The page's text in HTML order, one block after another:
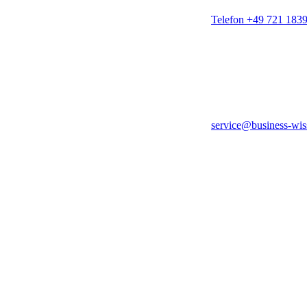
Telefon +49 721
service@business-